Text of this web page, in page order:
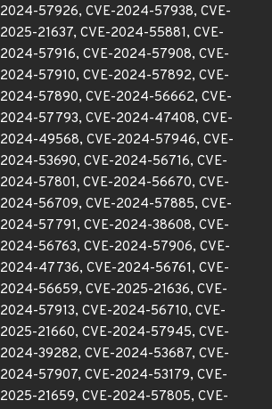
2024-57926, CVE-2024-57938, CVE-
2025-21637, CVE-2024-55881, CVE-
2024-57916, CVE-2024-57908, CVE-
2024-57910, CVE-2024-57892, CVE-
2024-57890, CVE-2024-56662, CVE-
2024-57793, CVE-2024-47408, CVE-
2024-49568, CVE-2024-57946, CVE-
2024-53690, CVE-2024-56716, CVE-
2024-57801, CVE-2024-56670, CVE-
2024-56709, CVE-2024-57885, CVE-
2024-57791, CVE-2024-38608, CVE-
2024-56763, CVE-2024-57906, CVE-
2024-47736, CVE-2024-56761, CVE-
2024-56659, CVE-2025-21636, CVE-
2024-57913, CVE-2024-56710, CVE-
2025-21660, CVE-2024-57945, CVE-
2024-39282, CVE-2024-53687, CVE-
2024-57907, CVE-2024-53179, CVE-
2025-21659, CVE-2024-57805, CVE-